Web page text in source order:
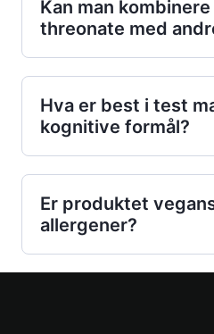
Kan man
threonate med
Hva er best i test
kognitive formål?
Er produktet
allergener?